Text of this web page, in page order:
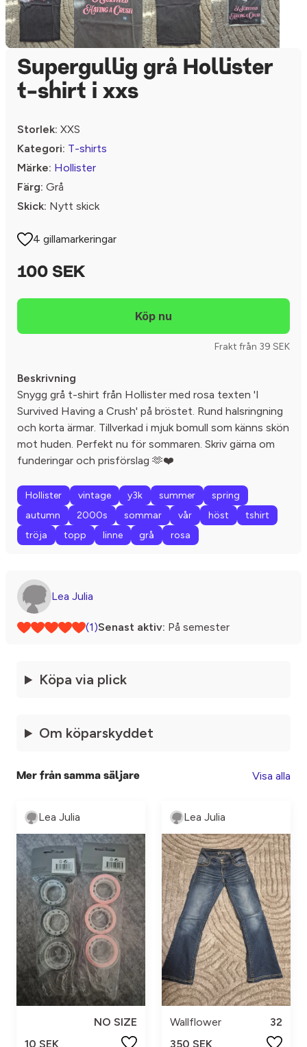
Supergullig grå Hollister
t-shirt i xxs
Storlek: XXS
Kategori: T-shirts
Märke: Hollister
Färg: Grå
Skick: Nytt skick
4 gillamarkeringar
100 SEK
Frakt från 39 SEK
Beskrivning
Snygg grå t-shirt från Hollister med rosa texten 'I
Survived Having a Crush' på bröstet. Rund halsringning
och korta ärmar. Tillverkad i mjuk bomull som känns skön
mot huden. Perfekt nu för sommaren. Skriv gärna om
funderingar och prisförslag 🫶❤️
Hollister vintage y3k summer
spring
autumn
2000s sommar vår höst
tshirt
tröja
topp linne grå rosa
Lea Julia
(1)Senast aktiv: På semester
Köpa via plick
Om köparskyddet
Mer från samma säljare Visa alla
Lea Julia
NO SIZE
10 SEK
Lea Julia
Wallflower
32
350 SEK